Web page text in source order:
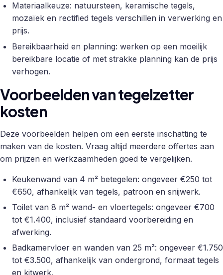
Materiaalkeuze: natuursteen, keramische tegels,
mozaïek en rectified tegels verschillen in verwerking en
prijs.
Bereikbaarheid en planning: werken op een moeilijk
bereikbare locatie of met strakke planning kan de prijs
verhogen.
Voorbeelden van tegelzetter
kosten
Deze voorbeelden helpen om een eerste inschatting te
maken van de kosten. Vraag altijd meerdere offertes aan
om prijzen en werkzaamheden goed te vergelijken.
Keukenwand van 4 m² betegelen: ongeveer €250 tot
€650, afhankelijk van tegels, patroon en snijwerk.
Toilet van 8 m² wand- en vloertegels: ongeveer €700
tot €1.400, inclusief standaard voorbereiding en
afwerking.
Badkamervloer en wanden van 25 m²: ongeveer €1.750
tot €3.500, afhankelijk van ondergrond, formaat tegels
en kitwerk.